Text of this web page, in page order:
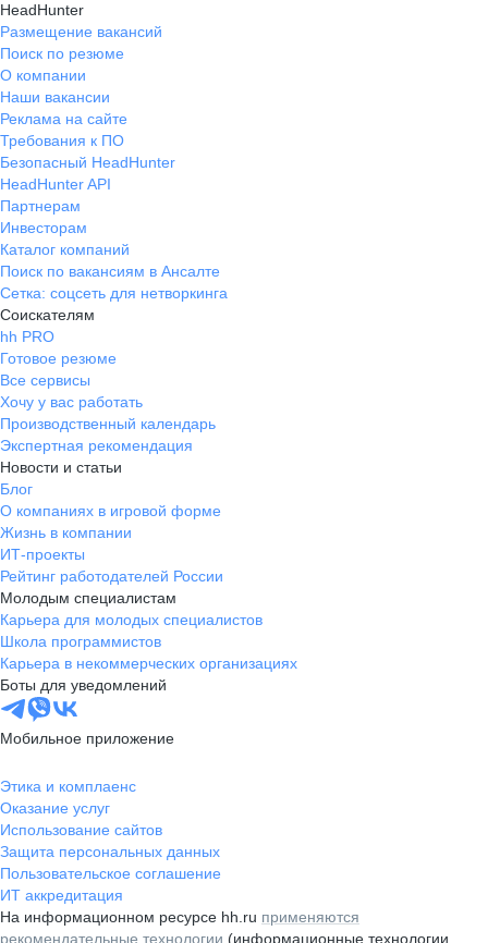
HeadHunter
Размещение вакансий
Поиск по резюме
О компании
Наши вакансии
Реклама на сайте
Требования к ПО
Безопасный HeadHunter
HeadHunter API
Партнерам
Инвесторам
Каталог компаний
Поиск по вакансиям в Ансалте
Сетка: соцсеть для нетворкинга
Соискателям
hh PRO
Готовое резюме
Все сервисы
Хочу у вас работать
Производственный календарь
Экспертная рекомендация
Новости и статьи
Блог
О компаниях в игровой форме
Жизнь в компании
ИТ-проекты
Рейтинг работодателей России
Молодым специалистам
Карьера для молодых специалистов
Школа программистов
Карьера в некоммерческих организациях
Боты для уведомлений
Мобильное приложение
Этика и комплаенс
Оказание услуг
Использование сайтов
Защита персональных данных
Пользовательское соглашение
ИТ аккредитация
На информационном ресурсе hh.ru применяются
рекомендательные технологии (информационные технологии